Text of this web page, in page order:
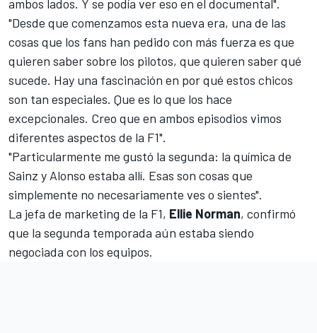
ambos lados. Y se podía ver eso en el documental".
"Desde que comenzamos esta nueva era, una de las
cosas que los fans han pedido con más fuerza es que
quieren saber sobre los pilotos, que quieren saber qué
sucede. Hay una fascinación en por qué estos chicos
son tan especiales. Que es lo que los hace
excepcionales. Creo que en ambos episodios vimos
diferentes aspectos de la F1".
"Particularmente me gustó la segunda: la química de
Sainz y Alonso estaba allí. Esas son cosas que
simplemente no necesariamente ves o sientes".
La jefa de marketing de la F1, Ellie Norman, confirmó
que la segunda temporada aún estaba siendo
negociada con los equipos.